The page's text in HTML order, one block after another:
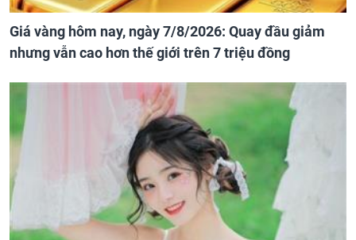
Giá vàng hôm nay, ngày 7/8/2026: Quay đầu giảm
nhưng vẫn cao hơn thế giới trên 7 triệu đồng